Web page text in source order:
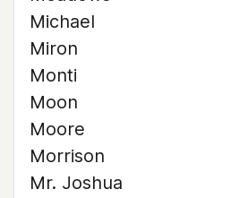
Michael
Miron
Monti
Moon
Moore
Morrison
Mr. Joshua